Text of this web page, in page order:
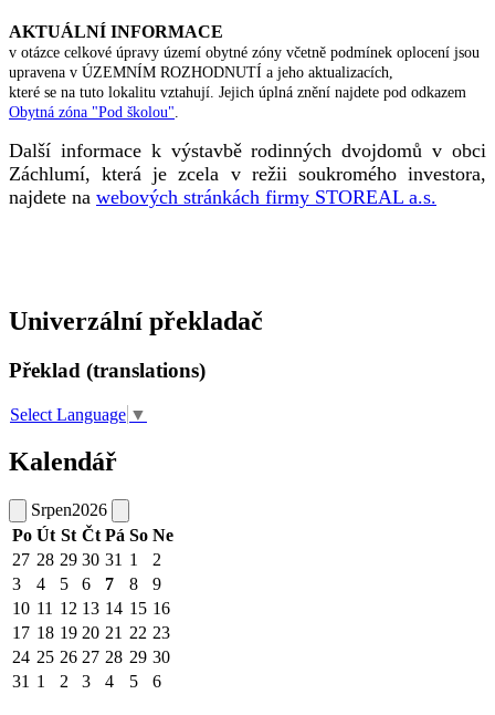
AKTUÁLNÍ INFORMACE
v otázce celkové úpravy území obytné zóny včetně podmínek oplocení jsou
upravena v ÚZEMNÍM ROZHODNUTÍ a jeho aktualizacích,
které se na tuto lokalitu vztahují. Jejich úplná znění najdete pod odkazem
Obytná zóna "Pod školou"
Další informace k výstavbě rodinných dvojdomů v obci
Záchlumí, která je zcela v režii soukromého investora,
najdete na webových stránkách firmy STOREAL a.s.
Univerzální překladač
Překlad (translations)
Select Language ▼
Kalendář
Srpen2026
Po Út St Čt Pá So Ne
27 28 29 30 31 1
2
3
4 5 6 7 8
9
10 11 12 13 14 15 16
17 18 19 20 21 22 23
24 25 26 27 28 29 30
31 1 2 3 4 5 6